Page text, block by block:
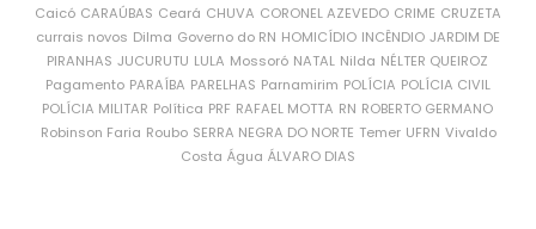
Caicó CARAÚBAS Ceará CHUVA CORONEL AZEVEDO CRIME CRUZETA
currais novos Dilma Governo do RN HOMICÍDIO INCÊNDIO JARDIM DE
PIRANHAS JUCURUTU LULA Mossoró NATAL Nilda NÉLTER QUEIROZ
Pagamento PARAÍBA PARELHAS Parnamirim POLÍCIA POLÍCIA CIVIL
POLÍCIA MILITAR Política PRF RAFAEL MOTTA RN ROBERTO GERMANO
Robinson Faria Roubo SERRA NEGRA DO NORTE Temer UFRN Vivaldo
Costa Água ÁLVARO DIAS